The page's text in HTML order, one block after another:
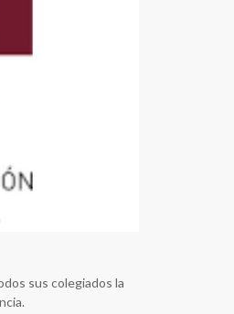
sus colegiados la